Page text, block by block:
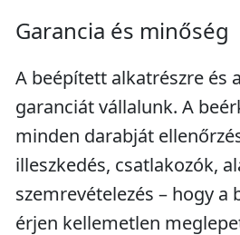
Garancia és minőség
A beépített alkatrészre és
garanciát vállalunk. A
minden darabját
illeszkedés, csatlakozók,
szemrevételezés – hogy a
érjen kellemetlen